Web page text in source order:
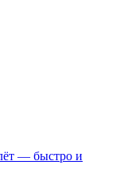
— быстро и